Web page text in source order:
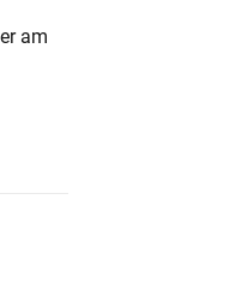
am